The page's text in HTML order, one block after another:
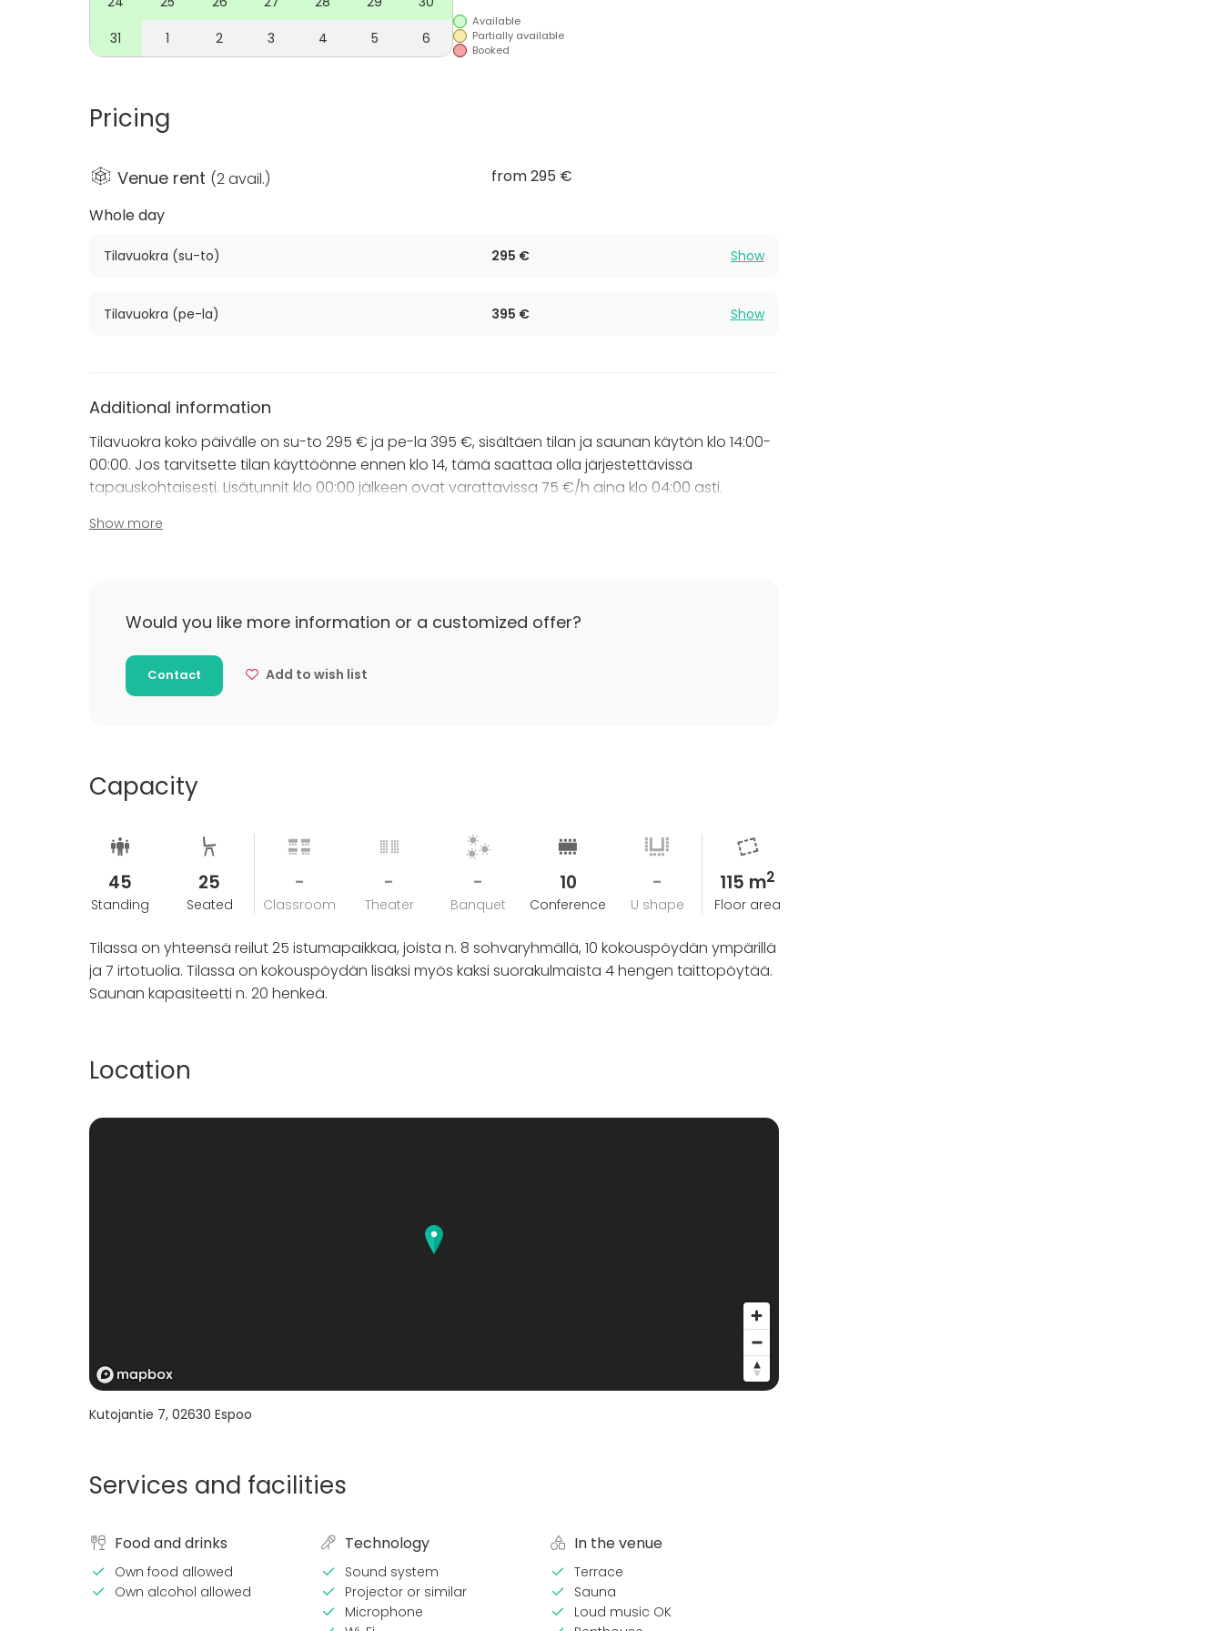
Ota yhteyttä ja järjestä täydellinen tapahtuma Kutojan Saunalla! Mansku Eventsin väki on
valmiina auttamaan sinua luomaan unohtumattomia hetkiä tässä ja muissa ainutlaatuisissa
31
1 2 3 4 5 6
Available
Partially available
Booked
Pricing
Venue rent (2 avail.)
from 295 €
Whole day
Tilavuokra (su-to) 295 € Show
Tilavuokra (pe-la) 395 € Show
Additional information
Tilavuokra koko päivälle on su-to 295 € ja pe-la 395 €, sisältäen tilan ja saunan käytön klo 14:00-
00:00. Jos tarvitsette tilan käyttöönne ennen klo 14, tämä saattaa olla järjestettävissä
tapauskohtaisesti. Lisätunnit klo 00:00 jälkeen ovat varattavissa 75 €/h aina klo 04:00 asti.
Karaokelaitteiston voi vuokrata 30 € hintaan. Pyyhkeitä on mahdollista vuokrata 5 €/kpl. Tilan
asiakas sitoutuu maksamaan tilavuokran ja tilaamansa lisäpalvelut.
peruutettuja varauksia ei voida hyvittää lainkaan, vaan ne veloitetaan asiakkaalta
mikäli uusi vuokralainen löytyy samalle ajankohdalle, voidaan perutusta vuokrauksesta hyvittää
uutta vuokrausta vastaava summa.
Show more
Would you like more information or a customized offer?
Contact Add to wish list
Capacity
45
Standing
25
Seated
-
Classroom
-
Theater
-
Banquet
10
Conference
-
U shape
115 m2
Floor area
Tilassa on yhteensä reilut 25 istumapaikkaa, joista n. 8 sohvaryhmällä, 10 kokouspöydän ympärillä
ja 7 irtotuolia. Tilassa on kokouspöydän lisäksi myös kaksi suorakulmaista 4 hengen taittopöytää.
Saunan kapasiteetti n. 20 henkeä.
Location
Kutojantie 7, 02630 Espoo
Services and facilities
Food and drinks
Own food allowed
Own alcohol allowed
Technology
Sound system
Projector or similar
Microphone
In the venue
Terrace
Sauna
Loud music OK